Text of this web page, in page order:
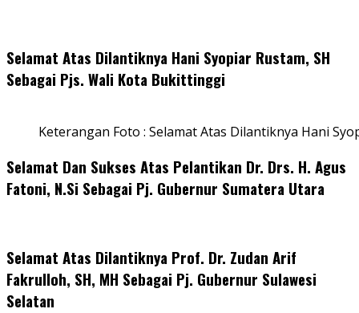
Selamat Atas Dilantiknya Hani Syopiar Rustam, SH
Sebagai Pjs. Wali Kota Bukittinggi
Keterangan Foto : Selamat Atas Dilantiknya Hani
Selamat Dan Sukses Atas Pelantikan Dr. Drs. H. Agus
Fatoni, N.Si Sebagai Pj. Gubernur Sumatera Utara
Selamat Atas Dilantiknya Prof. Dr. Zudan Arif
Fakrulloh, SH, MH Sebagai Pj. Gubernur Sulawesi
Selatan